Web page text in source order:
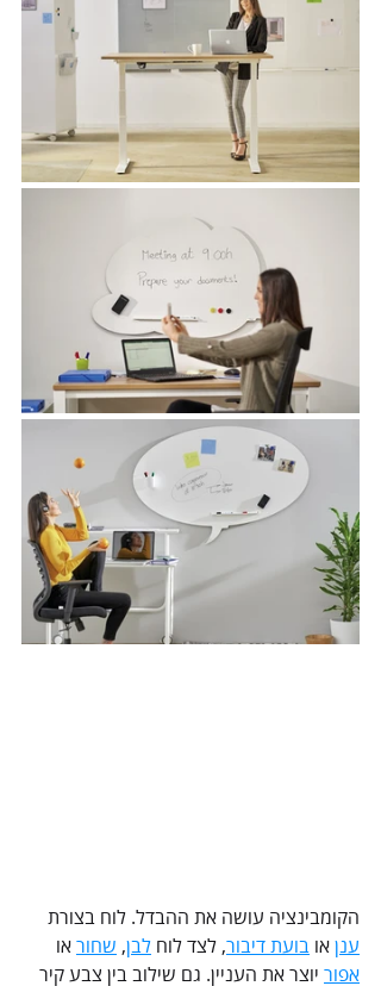
הקומבינציה עושה את ההבדל. לוח בצורת
ענן או בועת דיבור, לצד לוח לבן, שחור או
אפור יוצר את העניין. גם שילוב בין צבע קיר